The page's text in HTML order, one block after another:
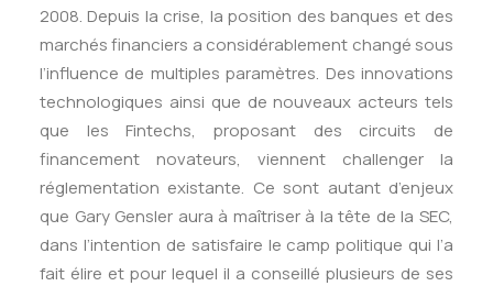
2008. Depuis la crise, la position des banques et des
marchés financiers a considérablement changé sous
l’influence de multiples paramètres. Des innovations
technologiques ainsi que de nouveaux acteurs tels
que les Fintechs, proposant des circuits de
financement novateurs, viennent challenger la
réglementation existante. Ce sont autant d’enjeux
que Gary Gensler aura à maîtriser à la tête de la SEC,
dans l’intention de satisfaire le camp politique qui l’a
fait élire et pour lequel il a conseillé plusieurs de ses